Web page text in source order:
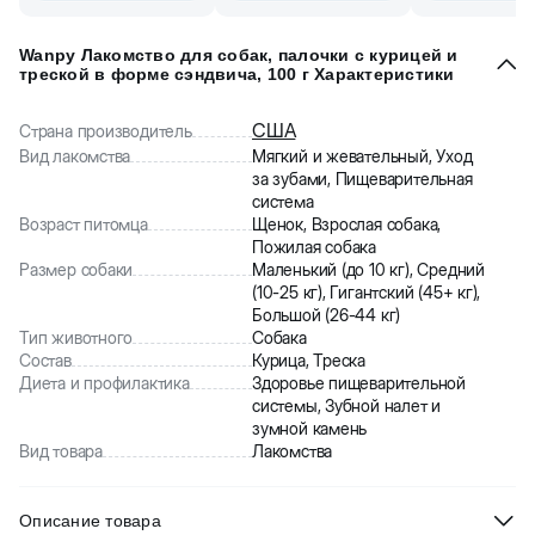
Wanpy Лакомство для собак, палочки с курицей и
треской в форме сэндвича, 100 г Характеристики
Страна производитель США
Вид лакомства
Мягкий и жевательный, Уход
за зубами, Пищеварительная
система
Возраст питомца
Щенок, Взрослая собака,
Пожилая собака
Размер собаки
Маленький (до 10 кг), Средний
(10-25 кг), Гигантский (45+ кг),
Большой (26-44 кг)
Тип животного
Собака
Состав
Курица, Треска
Диета и профилактика
Здоровье пищеварительной
системы, Зубной налет и
зумной камень
Вид товара
Лакомства
Описание товара